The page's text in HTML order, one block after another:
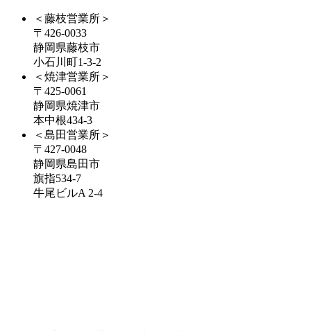
＜藤枝営業所＞
〒426-0033
静岡県藤枝市
小石川町1-3-2
＜焼津営業所＞
〒425-0061
静岡県焼津市
本中根434-3
＜島田営業所＞
〒427-0048
静岡県島田市
旗指534-7
牛尾ビルA 2-4